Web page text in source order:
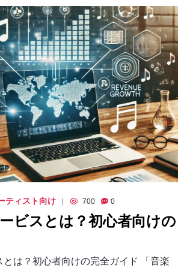
ティスト向け 700 0
ビスとは？初心者向けの
は？初心者向けの完全ガイド 「音楽